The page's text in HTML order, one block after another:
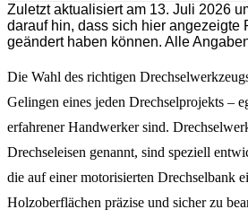
Zuletzt aktualisiert am 13. Juli 2026
darauf hin, dass sich hier angezeigte
geändert haben können. Alle
Die Wahl des richtigen
Gelingen eines jeden Drechselprojekts –
erfahrener Handwerker sind.
Drechseleisen genannt, sind speziell
die auf einer motorisierten Drechselbank
Holzoberflächen präzise und sicher zu